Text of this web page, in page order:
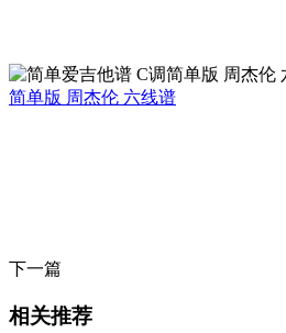
简单版 周杰伦 六线谱
下一篇
相关推荐